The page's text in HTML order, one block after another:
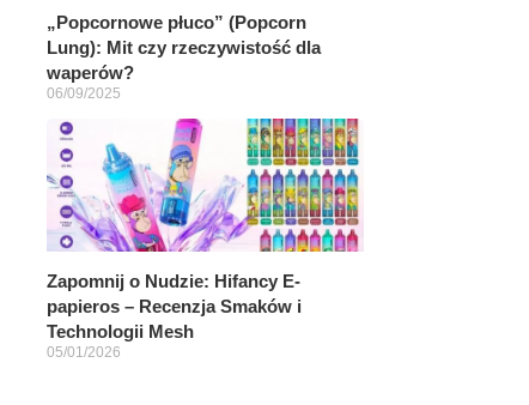
„Popcornowe płuco” (Popcorn
Lung): Mit czy rzeczywistość dla
waperów?
06/09/2025
Zapomnij o Nudzie: Hifancy E-
papieros – Recenzja Smaków i
Technologii Mesh
05/01/2026